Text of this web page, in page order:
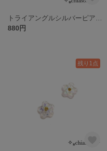
880円
残り1点